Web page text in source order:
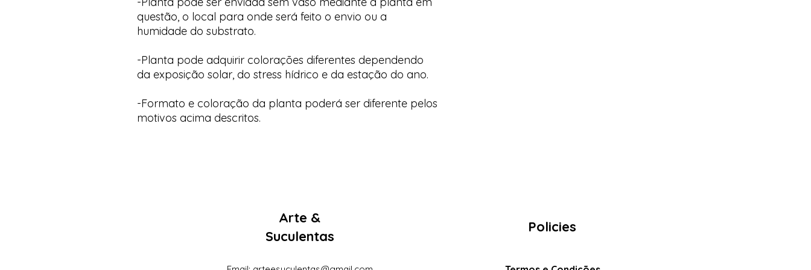
questão, o local para onde será feito o envio ou a
humidade do substrato.
-Planta pode adquirir colorações diferentes dependendo
da exposição solar, do stress hídrico e da estação do ano.
-Formato e coloração da planta poderá ser diferente pelos
motivos acima descritos.
Arte &
Suculentas
Policies